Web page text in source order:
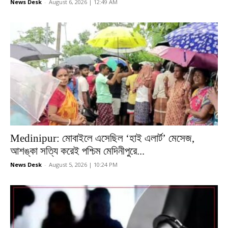
News Desk - August 6, 2026 | 12:49 AM
Medinipur: মোবাইলে এসেছিল ‘হাই এলার্ট’ মেসেজ,
আশঙ্কা সত্যি করেই পশ্চিম মেদিনীপুরে...
News Desk - August 5, 2026 | 10:24 PM